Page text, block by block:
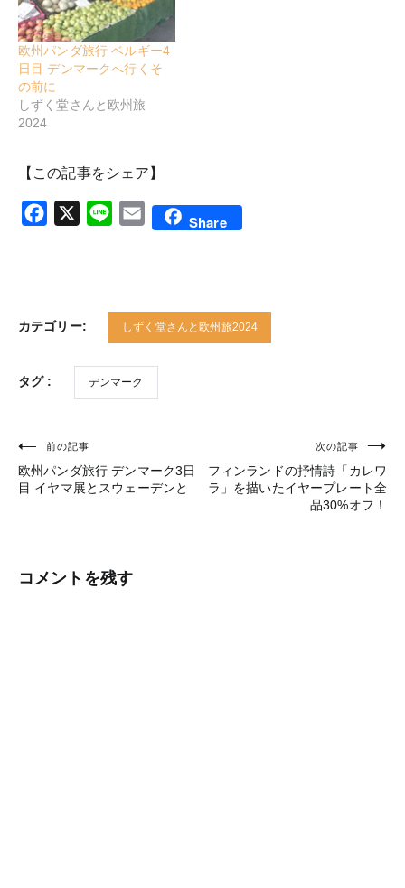
欧州パンダ旅行 ベルギー4
日目 デンマークへ行くそ
の前に
しずく堂さんと欧州旅
2024
【この記事をシェア】
Facebook
X Line Email Share
カテゴリー: しずく堂さんと欧州旅2024
タグ : デンマーク
投
稿
ゲ
前の記事
欧州パンダ旅行 デンマーク3日
目 イヤマ展とスウェーデンと
次の記事
フィンランドの抒情詩「カレワ
ラ」を描いたイヤープレート全
品30%オフ！
コメントを残す